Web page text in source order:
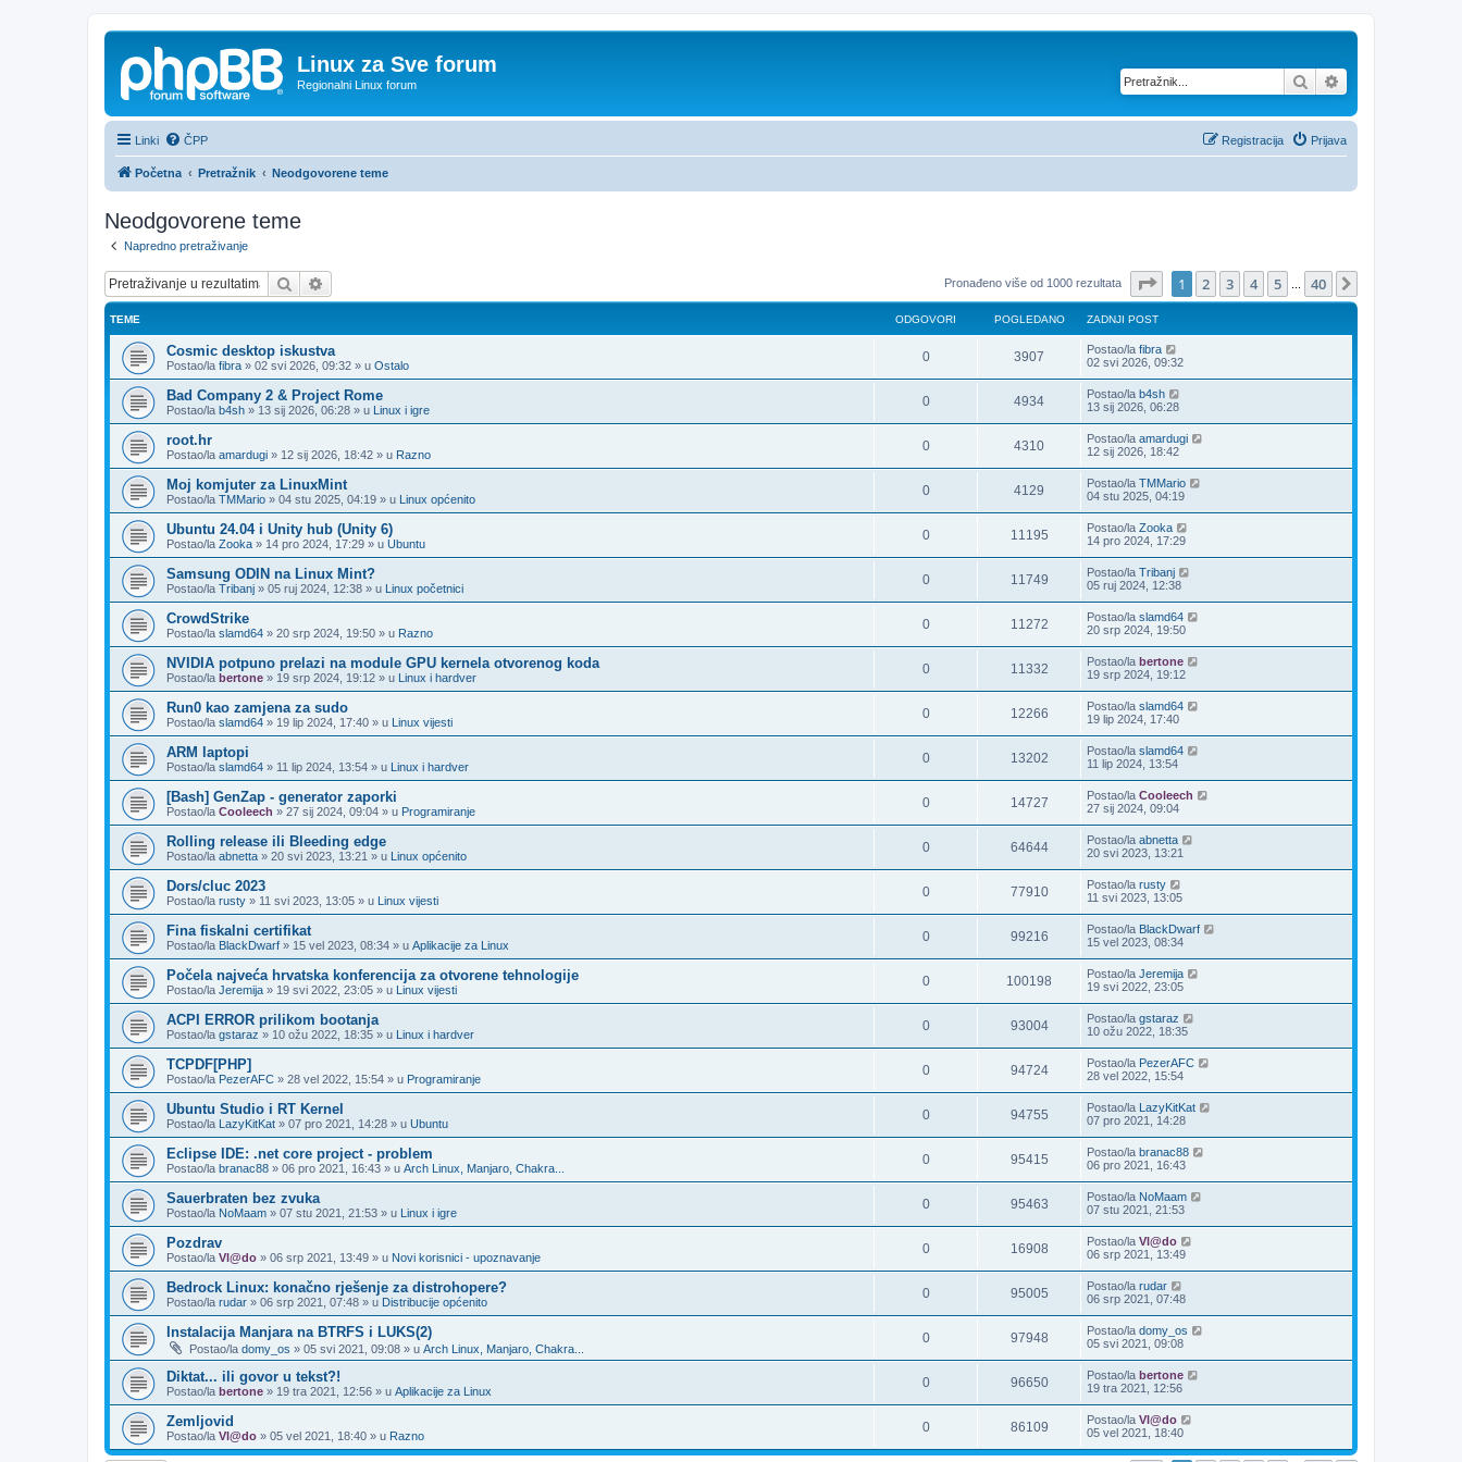
Linux za Sve forum
Regionalni Linux forum Pretražnik
Linki ČPP Prijava
Registracija
Početna Pretražnik Neodgovorene teme
Neodgovorene teme
Napredno pretraživanje
Pretražnik Pronađeno više od 1000 rezultata Stranica: 1/ .
1 2 3 4 5 40
TEME ODGOVORI POGLEDANO ZADNJI POST
Cosmic desktop iskustva
Postao/la fibra » 02 svi 2026, 09:32 » u Ostalo
0 3907 Postao/la fibra
02 svi 2026, 09:32
Bad Company 2 & Project Rome
Postao/la b4sh » 13 sij 2026, 06:28 » u Linux i igre
0 4934 Postao/la b4sh
13 sij 2026, 06:28
root.hr
Postao/la amardugi » 12 sij 2026, 18:42 » u Razno
0 4310 Postao/la amardugi
12 sij 2026, 18:42
Moj komjuter za LinuxMint
Postao/la TMMario » 04 stu 2025, 04:19 » u Linux općenito
0 4129 Postao/la TMMario
04 stu 2025, 04:19
Ubuntu 24.04 i Unity hub (Unity 6)
Postao/la Zooka » 14 pro 2024, 17:29 » u Ubuntu
0 11195 Postao/la Zooka
14 pro 2024, 17:29
Samsung ODIN na Linux Mint?
Postao/la Tribanj » 05 ruj 2024, 12:38 » u Linux početnici
0 11749 Postao/la Tribanj
05 ruj 2024, 12:38
CrowdStrike
Postao/la slamd64 » 20 srp 2024, 19:50 » u Razno
0 11272 Postao/la slamd64
20 srp 2024, 19:50
NVIDIA potpuno prelazi na module GPU kernela otvorenog koda
Postao/la bertone » 19 srp 2024, 19:12 » u Linux i hardver
0 11332 Postao/la bertone
19 srp 2024, 19:12
Run0 kao zamjena za sudo
Postao/la slamd64 » 19 lip 2024, 17:40 » u Linux vijesti
0 12266 Postao/la slamd64
19 lip 2024, 17:40
ARM laptopi
Postao/la slamd64 » 11 lip 2024, 13:54 » u Linux i hardver
0 13202 Postao/la slamd64
11 lip 2024, 13:54
[Bash] GenZap - generator zaporki
Postao/la Cooleech » 27 sij 2024, 09:04 » u Programiranje
0 14727 Postao/la Cooleech
27 sij 2024, 09:04
Rolling release ili Bleeding edge
Postao/la abnetta » 20 svi 2023, 13:21 » u Linux općenito
0 64644 Postao/la abnetta
20 svi 2023, 13:21
Dors/cluc 2023
Postao/la rusty » 11 svi 2023, 13:05 » u Linux vijesti
0 77910 Postao/la rusty
11 svi 2023, 13:05
Fina fiskalni certifikat
Postao/la BlackDwarf » 15 vel 2023, 08:34 » u Aplikacije za Linux
0 99216 Postao/la BlackDwarf
15 vel 2023, 08:34
Počela najveća hrvatska konferencija za otvorene tehnologije
Postao/la Jeremija » 19 svi 2022, 23:05 » u Linux vijesti
0 100198 Postao/la Jeremija
19 svi 2022, 23:05
ACPI ERROR prilikom bootanja
Postao/la gstaraz » 10 ožu 2022, 18:35 » u Linux i hardver
0 93004 Postao/la gstaraz
10 ožu 2022, 18:35
TCPDF[PHP]
Postao/la PezerAFC » 28 vel 2022, 15:54 » u Programiranje
0 94724 Postao/la PezerAFC
28 vel 2022, 15:54
Ubuntu Studio i RT Kernel
Postao/la LazyKitKat » 07 pro 2021, 14:28 » u Ubuntu
0 94755 Postao/la LazyKitKat
07 pro 2021, 14:28
Eclipse IDE: .net core project - problem
Postao/la branac88 » 06 pro 2021, 16:43 » u Arch Linux, Manjaro, Chakra...
0 95415 Postao/la branac88
06 pro 2021, 16:43
Sauerbraten bez zvuka
Postao/la NoMaam » 07 stu 2021, 21:53 » u Linux i igre
0 95463 Postao/la NoMaam
07 stu 2021, 21:53
Pozdrav
Postao/la Vl@do » 06 srp 2021, 13:49 » u Novi korisnici - upoznavanje
0 16908 Postao/la Vl@do
06 srp 2021, 13:49
Bedrock Linux: konačno rješenje za distrohopere?
Postao/la rudar » 06 srp 2021, 07:48 » u Distribucije općenito
0 95005 Postao/la rudar
06 srp 2021, 07:48
Instalacija Manjara na BTRFS i LUKS(2)
Postao/la domy_os » 05 svi 2021, 09:08 » u Arch Linux, Manjaro, Chakra...
0 97948 Postao/la domy_os
05 svi 2021, 09:08
Diktat... ili govor u tekst?!
Postao/la bertone » 19 tra 2021, 12:56 » u Aplikacije za Linux
0 96650 Postao/la bertone
19 tra 2021, 12:56
Zemljovid
Postao/la Vl@do » 05 vel 2021, 18:40 » u Razno
0 86109 Postao/la Vl@do
05 vel 2021, 18:40